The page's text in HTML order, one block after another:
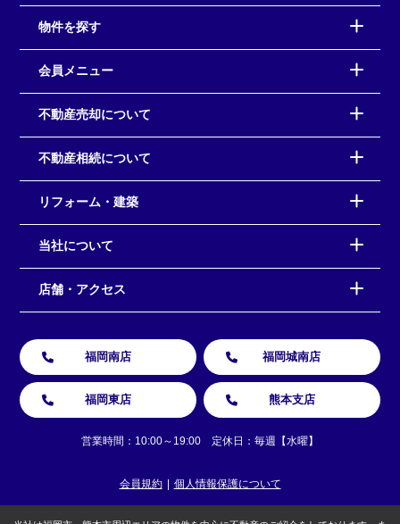
物件を探す
会員メニュー
不動産売却について
不動産相続について
リフォーム・建築
当社について
店舗・アクセス
福岡南店 福岡城南店
福岡東店 熊本支店
営業時間：10:00～19:00 定休日：毎週【水曜】
会員規約 個人情報保護について